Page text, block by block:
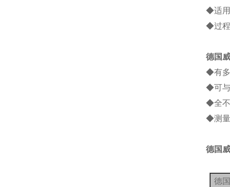
◆适用
◆过程
德国
◆有多
◆可与
◆全
◆测
德国
德